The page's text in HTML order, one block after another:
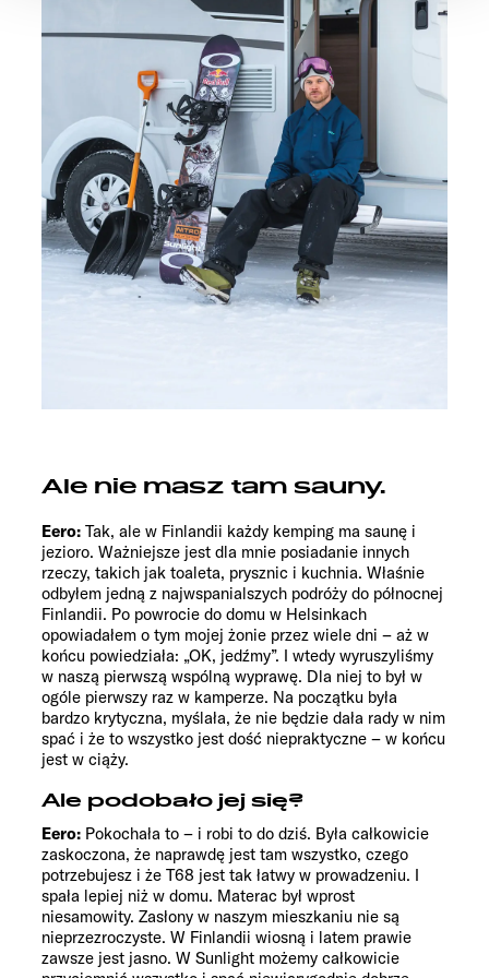
den störungsfreien Betrieb der Webseite und die
Ermöglichung der Seitennavigation erforderlich sind.
Ale nie masz tam sauny.
Eero: Tak, ale w Finlandii każdy kemping ma saunę i
jezioro. Ważniejsze jest dla mnie posiadanie innych
rzeczy, takich jak toaleta, prysznic i kuchnia. Właśnie
odbyłem jedną z najwspanialszych podróży do północnej
Finlandii. Po powrocie do domu w Helsinkach
opowiadałem o tym mojej żonie przez wiele dni – aż w
końcu powiedziała: „OK, jedźmy”. I wtedy wyruszyliśmy
w naszą pierwszą wspólną wyprawę. Dla niej to był w
ogóle pierwszy raz w kamperze. Na początku była
bardzo krytyczna, myślała, że nie będzie dała rady w nim
spać i że to wszystko jest dość niepraktyczne – w końcu
jest w ciąży.
Ale podobało jej się?
Eero: Pokochała to – i robi to do dziś. Była całkowicie
zaskoczona, że naprawdę jest tam wszystko, czego
potrzebujesz i że T68 jest tak łatwy w prowadzeniu. I
spała lepiej niż w domu. Materac był wprost
niesamowity. Zasłony w naszym mieszkaniu nie są
nieprzezroczyste. W Finlandii wiosną i latem prawie
zawsze jest jasno. W Sunlight możemy całkowicie